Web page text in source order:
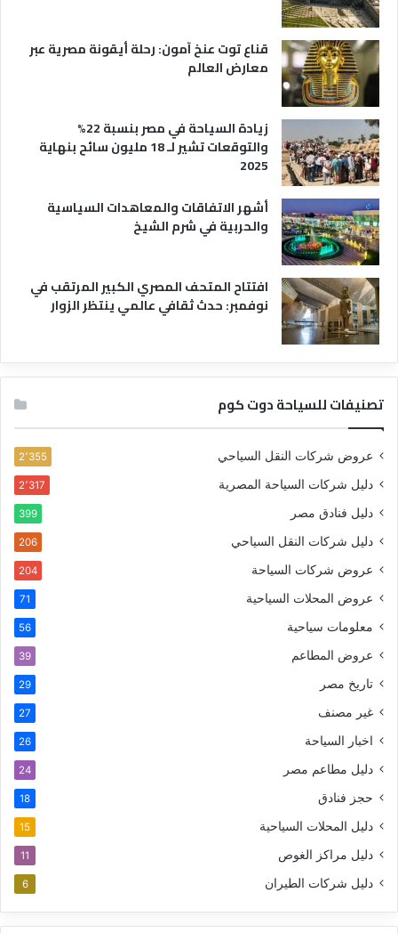
قناع توت عنخ آمون: رحلة أيقونة مصرية عبر
معارض العالم
زيادة السياحة في مصر بنسبة 22%
والتوقعات تشير لـ 18 مليون سائح بنهاية
2025
أشهر الاتفاقات والمعاهدات السياسية
والحربية في شرم الشيخ
افتتاح المتحف المصري الكبير المرتقب في
نوفمبر: حدث ثقافي عالمي ينتظر الزوار
تصنيفات للسياحة دوت كوم
عروض شركات النقل السياحي 2٬355
دليل شركات السياحة المصرية 2٬317
دليل فنادق مصر 399
دليل شركات النقل السياحي 206
عروض شركات السياحة 204
عروض المحلات السياحية 71
معلومات سياحية 56
عروض المطاعم 39
تاريخ مصر 29
غير مصنف 27
اخبار السياحة 26
دليل مطاعم مصر 24
حجز فنادق 18
دليل المحلات السياحية 15
دليل مراكز الغوص 11
دليل شركات الطيران 6